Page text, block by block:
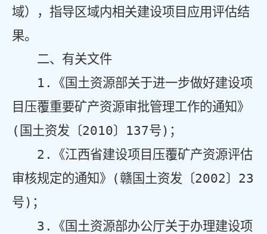
域），指导区域内相关建设项目应用评估结
果。
二、有关文件
1.
《国土资源部关于进一步做好建设项
目压覆重要矿产资源审批管理工作的通知》
( 国土资发〔2010〕 137号) ；
2.
《江西省建设项目压覆矿产资源评估
审核规定的通知》 (赣国土资发〔2002〕 23
号) ；
3.
《国土资源部办公厅关于办理建设项